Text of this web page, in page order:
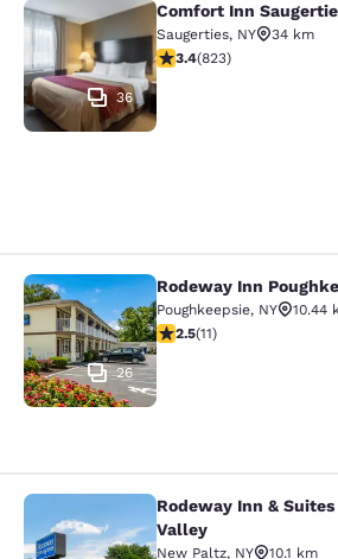
Comfort Inn
36
Comfort Inn
Saugerties, NY
34 km
3.43 étoiles. Bien. 823
3.4(823)
Rodeway Inn
26
Rodeway Inn
Poughkeepsie, NY
10.44
2.45 étoiles. Moyen. 11
2.5(11)
Rodeway Inn &
Rodeway Inn &
Valley
New Paltz, NY 10.1 km